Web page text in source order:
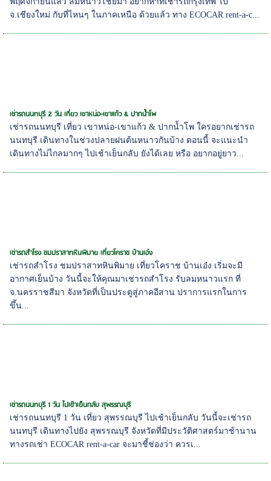
จ.เชียงใหม่ กับที่ไหนๆ ในภาคเหนือ ด้วยแล้ว ทาง ECOCAR rent-a-c...
เช่ารถนนทบุรี 2 วัน เที่ยว เขาหน่อ-เขาแก้ว & ปากน้ำโพ
เช่ารถนนทบุรี เที่ยว เขาหน่อ-เขาแก้ว & ปากน้ำโพ ใครอยากเช่ารถ
นนทบุรี เดินทางในช่วงปลายฝนต้นหนาวกันบ้าง ตอนนี้ จะแนะนำ
เดินทางไม่ไกลมากๆ ไปเช้าเย็นกลับ ยังได้เลย หรือ อยากอยู่ยาว...
เช่ารถสำโรง ชมปราสาทหินพิมาย เที่ยวโคราช บ้านเอ๋ง
เช่ารถสำโรง ชมปราสาทหินพิมาย เที่ยวโคราช บ้านเอ๋ง เริ่มจะมี
อากาศเย็นบ้าง วันนี้จะให้คุณมาเช่ารถสำโรง รับลมหนาวแรก ที่
จ.นครราชสีมา จังหวัดที่เป็นประตูสู่ภาคอีสาน ปราการแรกในการ
ขึ้น...
เช่ารถนนทบุรี 1 วัน ไปเช้าเย็นกลับ สุพรรณบุรี
เช่ารถนนทบุรี 1 วัน เที่ยว สุพรรณบุรี ไปเช้าเย็นกลับ วันนี้จะเช่ารถ
นนทบุรี เดินทางไปยัง สุพรรณบุรี จังหวัดที่มีประวัติศาสตร์มาช้านาน
ทางรถเช่า ECOCAR rent-a-car จะมาชี้ช่องว่า ควรเ...